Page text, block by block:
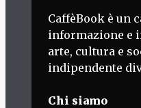
CaffèBook è un
informazione e
arte, cultura e
indipendente
Chi siamo